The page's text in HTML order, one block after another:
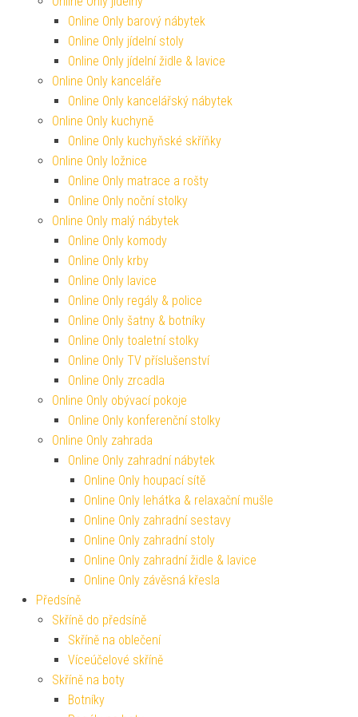
Online Only barový nábytek
Online Only jídelní stoly
Online Only jídelní židle & lavice
Online Only kanceláře
Online Only kancelářský nábytek
Online Only kuchyně
Online Only kuchyňské skříňky
Online Only ložnice
Online Only matrace a rošty
Online Only noční stolky
Online Only malý nábytek
Online Only komody
Online Only krby
Online Only lavice
Online Only regály & police
Online Only šatny & botníky
Online Only toaletní stolky
Online Only TV příslušenství
Online Only zrcadla
Online Only obývací pokoje
Online Only konferenční stolky
Online Only zahrada
Online Only zahradní nábytek
Online Only houpací sítě
Online Only lehátka & relaxační mušle
Online Only zahradní sestavy
Online Only zahradní stoly
Online Only zahradní židle & lavice
Online Only závěsná křesla
Předsíně
Skříně do předsíně
Skříně na oblečení
Víceúčelové skříně
Skříně na boty
Botníky